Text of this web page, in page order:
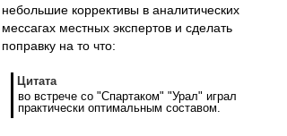
небольшие коррективы в аналитических
мессагах местных экспертов и сделать
поправку на то что:
Цитата
во встрече со "Спартаком" "Урал" играл
практически оптимальным составом.